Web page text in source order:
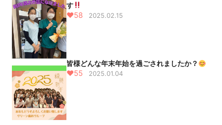
す
♥58 2025.02.15
皆様どんな年末年始を過ごされましたか？
♥55 2025.01.04